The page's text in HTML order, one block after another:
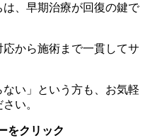
、早期治療が回復の鍵で
から施術まで一貫してサ
ない」という方も、お気軽
い。
をクリック